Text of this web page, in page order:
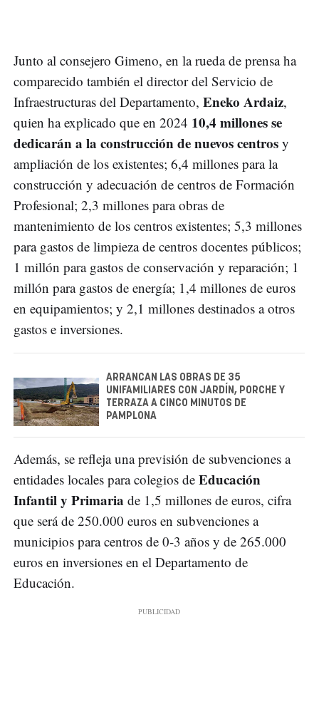
Junto al consejero Gimeno, en la rueda de prensa ha
comparecido también el director del Servicio de
Infraestructuras del Departamento, Eneko Ardaiz,
quien ha explicado que en 2024 10,4 millones se
dedicarán a la construcción de nuevos centros y
ampliación de los existentes; 6,4 millones para la
construcción y adecuación de centros de Formación
Profesional; 2,3 millones para obras de
mantenimiento de los centros existentes; 5,3 millones
para gastos de limpieza de centros docentes públicos;
1 millón para gastos de conservación y reparación; 1
millón para gastos de energía; 1,4 millones de euros
en equipamientos; y 2,1 millones destinados a otros
gastos e inversiones.
ARRANCAN LAS OBRAS DE 35
UNIFAMILIARES CON JARDÍN, PORCHE Y
TERRAZA A CINCO MINUTOS DE
PAMPLONA
Además, se refleja una previsión de subvenciones a
entidades locales para colegios de Educación
Infantil y Primaria de 1,5 millones de euros, cifra
que será de 250.000 euros en subvenciones a
municipios para centros de 0-3 años y de 265.000
euros en inversiones en el Departamento de
Educación.